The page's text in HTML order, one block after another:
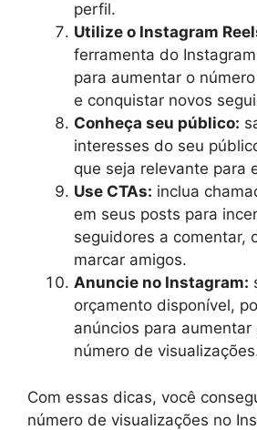
perfil.
Utilize o Instagram
ferramenta do
para aumentar o
e conquistar novos
Conheça seu público:
interesses do seu
que seja relevante para
Use CTAs: inclua
em seus posts para
seguidores a comentar,
marcar amigos.
Anuncie no Instagram:
orçamento disponível,
anúncios para
número de
Com essas dicas, você
número de visualizações no